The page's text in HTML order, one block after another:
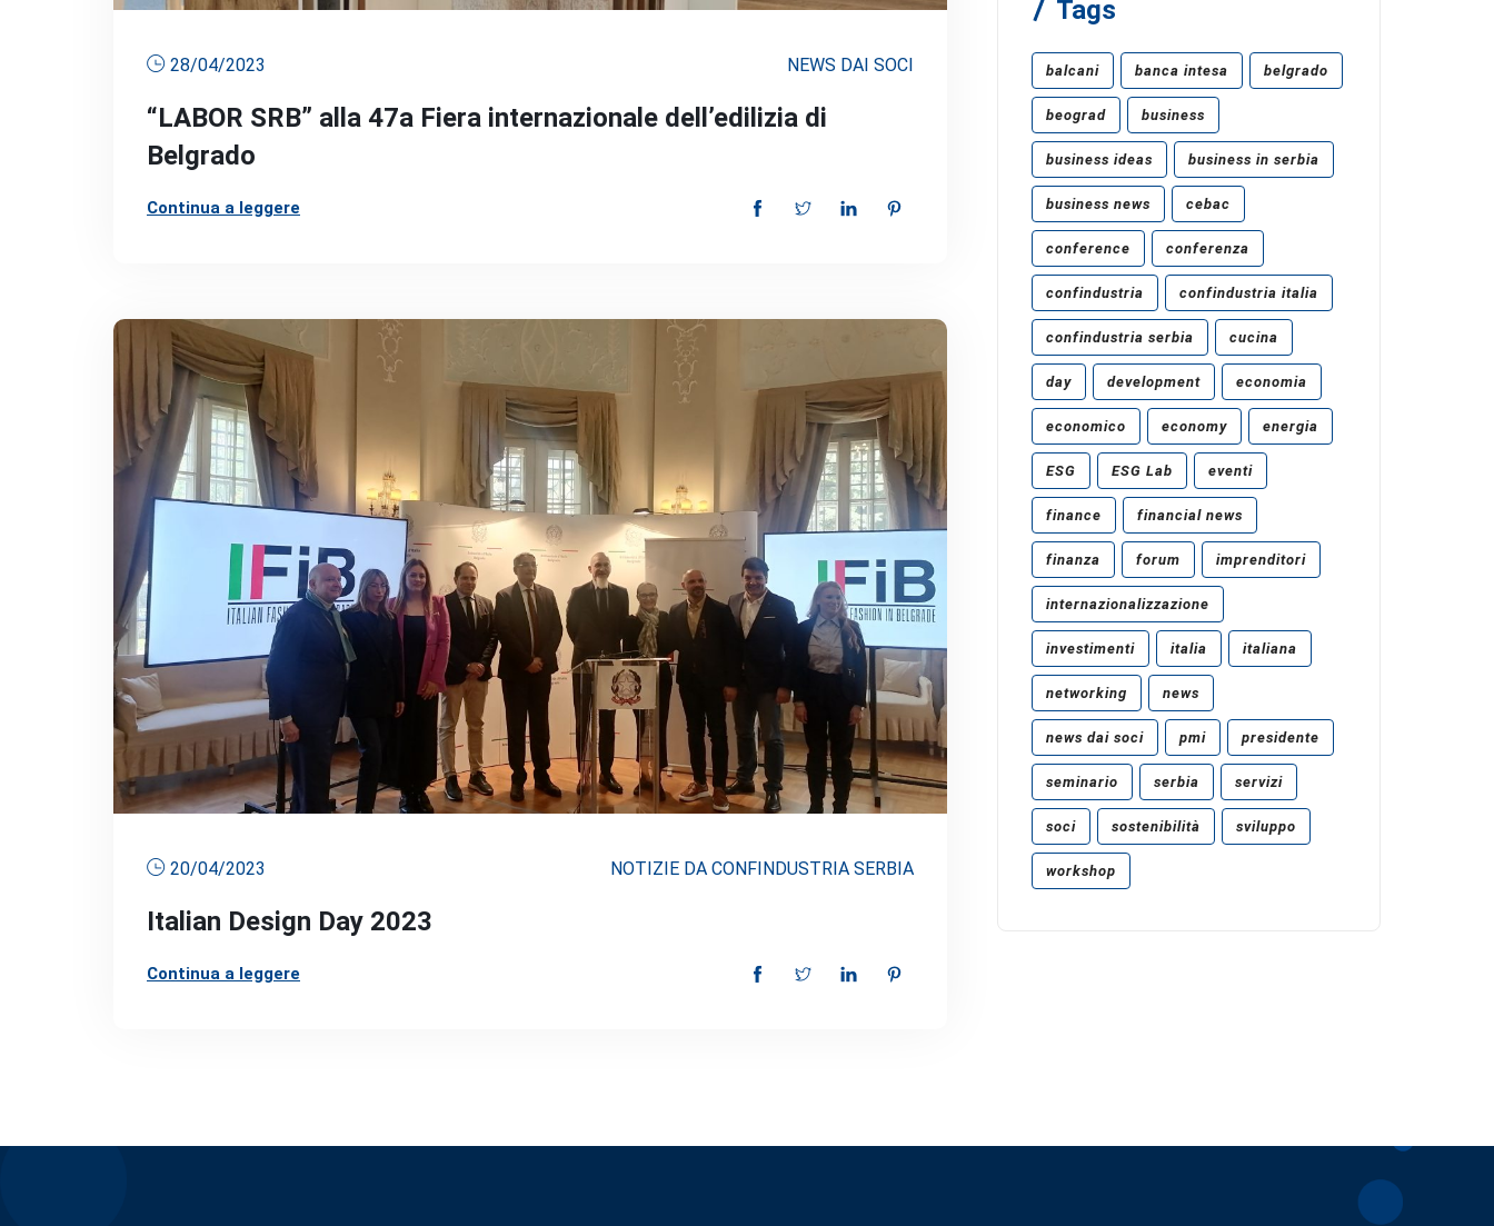
28/04/2023 NEWS DAI SOCI
“LABOR SRB” alla 47a Fiera internazionale dell’edilizia di
Belgrado
Continua a leggere
20/04/2023 NOTIZIE DA CONFINDUSTRIA SERBIA
Italian Design Day 2023
Continua a leggere
Tags
balcani banca intesa belgrado
beograd business
business ideas business in serbia
business news cebac
conference conferenza
confindustria confindustria italia
confindustria serbia cucina
day development economia
economico economy energia
ESG ESG Lab eventi
finance financial news
finanza forum imprenditori
internazionalizzazione
investimenti italia italiana
networking news
news dai soci pmi presidente
seminario serbia servizi
soci sostenibilità sviluppo
workshop